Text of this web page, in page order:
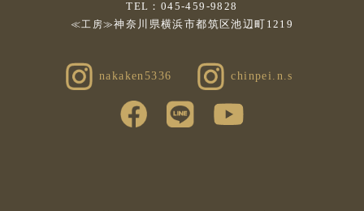
TEL：045-459-9828
≪工房≫神奈川県横浜市都筑区池辺町1219
nakaken5336 chinpei.n.s